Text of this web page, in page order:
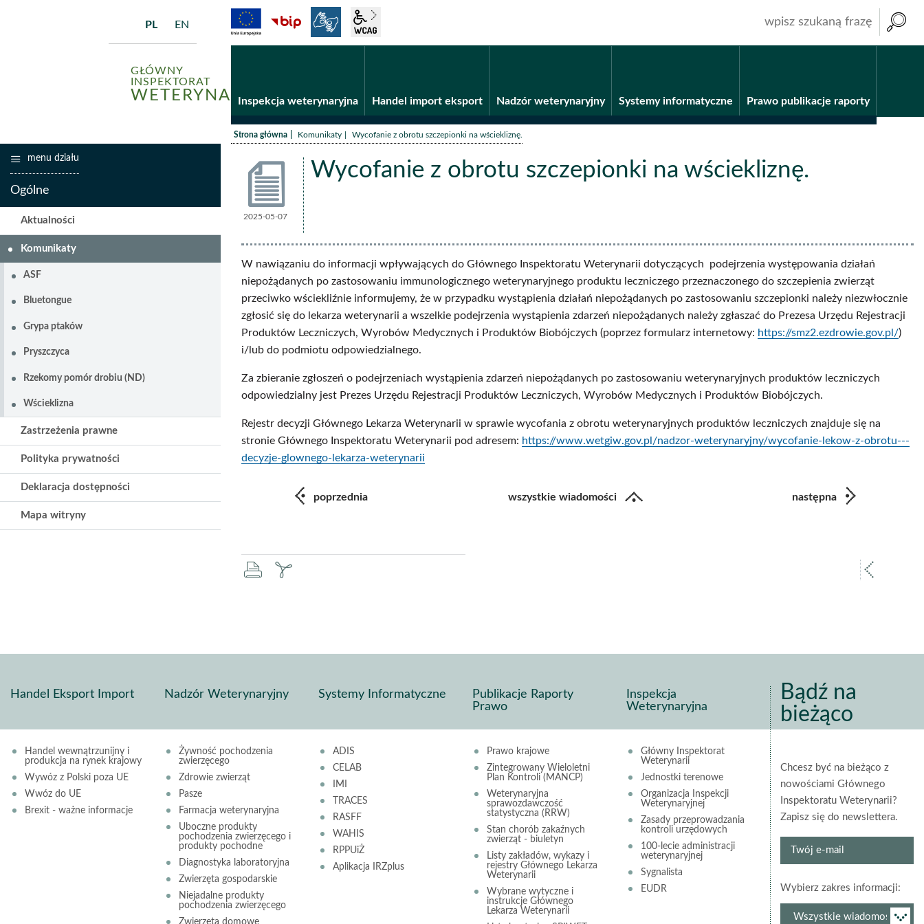
GŁÓWNY
INSPEKTORAT
WETERYNARII
PL EN Fundusze unijne
BiP
Inspekcja weterynaryjna Handel import eksport Nadzór weterynaryjny Systemy informatyczne Prawo publikacje raporty
Strona główna /Komunikaty /Wycofanie z obrotu szczepionki na wściekliznę.
Wycofanie z obrotu szczepionki na wściekliznę.
Komunikaty
2025-05-07
W nawiązaniu do informacji wpływających do Głównego Inspektoratu Weterynarii dotyczących podejrzenia występowania działań
niepożądanych po zastosowaniu immunologicznego weterynaryjnego produktu leczniczego przeznaczonego do szczepienia zwierząt
przeciwko wściekliźnie informujemy, że w przypadku wystąpienia działań niepożądanych po zastosowaniu szczepionki należy niezwłocznie
zgłosić się do lekarza weterynarii a wszelkie podejrzenia wystąpienia zdarzeń niepożądanych należy zgłaszać do Prezesa Urzędu Rejestracji
Produktów Leczniczych, Wyrobów Medycznych i Produktów Biobójczych (poprzez formularz internetowy: https://smz2.ezdrowie.gov.pl/)
i/lub do podmiotu odpowiedzialnego.
Za zbieranie zgłoszeń o podejrzeniach wystąpienia zdarzeń niepożądanych po zastosowaniu weterynaryjnych produktów leczniczych
odpowiedzialny jest Prezes Urzędu Rejestracji Produktów Leczniczych, Wyrobów Medycznych i Produktów Biobójczych.
Rejestr decyzji Głównego Lekarza Weterynarii w sprawie wycofania z obrotu weterynaryjnych produktów leczniczych znajduje się na
stronie Głównego Inspektoratu Weterynarii pod adresem: https://www.wetgiw.gov.pl/nadzor-weterynaryjny/wycofanie-lekow-z-obrotu---
decyzje-glownego-lekarza-weterynarii
poprzednia wszystkie wiadomości następna
drukujzapisz
menu działu
Ogólne
Aktualności
Komunikaty
ASF
Bluetongue
Grypa ptaków
Pryszczyca
Rzekomy pomór drobiu (ND)
Wścieklizna
Zastrzeżenia prawne
Polityka prywatności
Deklaracja dostępności
Mapa witryny
Handel Eksport Import
Handel wewnątrzunijny i
produkcja na rynek krajowy
Wywóz z Polski poza UE
Wwóz do UE
Brexit - ważne informacje
Nadzór Weterynaryjny
Żywność pochodzenia
zwierzęcego
Zdrowie zwierząt
Pasze
Farmacja weterynaryjna
Uboczne produkty
pochodzenia zwierzęcego i
produkty pochodne
Diagnostyka laboratoryjna
Zwierzęta gospodarskie
Niejadalne produkty
pochodzenia zwierzęcego
Zwierzęta domowe
Systemy Informatyczne
ADIS
CELAB
IMI
TRACES
RASFF
WAHIS
RPPUiŻ
Aplikacja IRZplus
Publikacje Raporty
Prawo
Prawo krajowe
Zintegrowany Wieloletni
Plan Kontroli (MANCP)
Weterynaryjna
sprawozdawczość
statystyczna (RRW)
Stan chorób zakaźnych
zwierząt - biuletyn
Listy zakładów, wykazy i
rejestry Głównego Lekarza
Weterynarii
Wybrane wytyczne i
instrukcje Głównego
Lekarza Weterynarii
Inspekcja
Weterynaryjna
Główny Inspektorat
Weterynarii
Jednostki terenowe
Organizacja Inspekcji
Weterynaryjnej
Zasady przeprowadzania
kontroli urzędowych
100-lecie administracji
weterynaryjnej
Sygnalista
EUDR
Bądź na
bieżąco
Chcesz być na bieżąco z
nowościami Głównego
Inspektoratu Weterynarii?
Zapisz się do newslettera.
Twój
Wybierz zakres informacji: